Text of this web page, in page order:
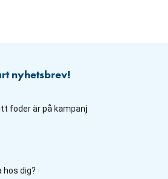
nyhetsbrev!
foder är på kampanj
hos dig?